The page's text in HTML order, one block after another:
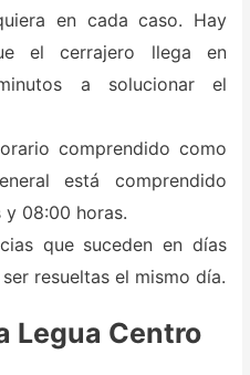
en cada caso. Hay
el cerrajero llega en
a solucionar el
comprendido como
está comprendido
08:00 horas.
que suceden en días
resueltas el mismo día.
Legua Centro